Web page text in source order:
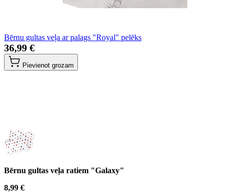
Bērnu gultas veļa ar palags "Royal" pelēks
36,99 €
Pievienot grozam
Bērnu gultas veļa ratiem "Galaxy"
8,99 €